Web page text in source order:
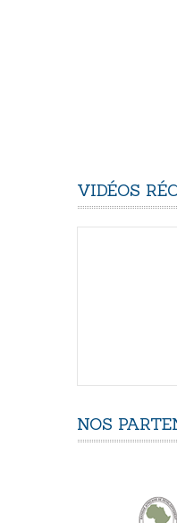
VIDÉOS
NOS